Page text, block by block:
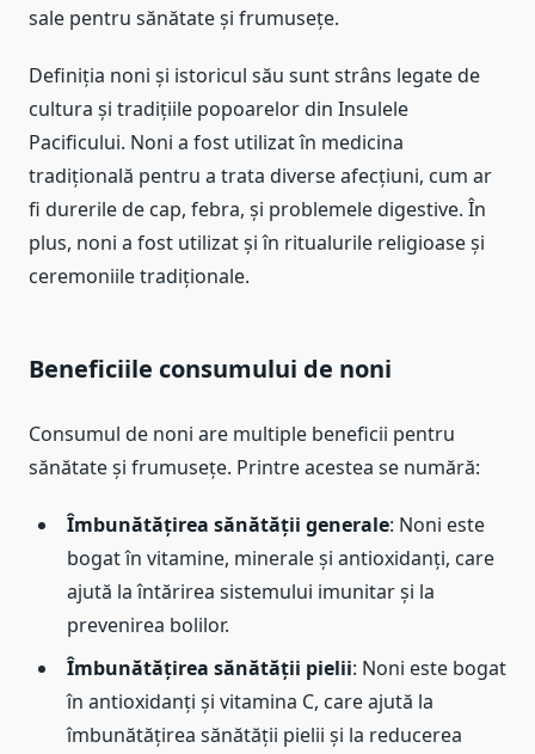
sale pentru sănătate și frumusețe.
Definiția noni și istoricul său sunt strâns legate de
cultura și tradițiile popoarelor din Insulele
Pacificului. Noni a fost utilizat în medicina
tradițională pentru a trata diverse afecțiuni, cum ar
fi durerile de cap, febra, și problemele digestive. În
plus, noni a fost utilizat și în ritualurile religioase și
ceremoniile tradiționale.
Beneficiile consumului de noni
Consumul de noni are multiple beneficii pentru
sănătate și frumusețe. Printre acestea se numără:
Îmbunătățirea sănătății generale: Noni este
bogat în vitamine, minerale și antioxidanți, care
ajută la întărirea sistemului imunitar și la
prevenirea bolilor.
Îmbunătățirea sănătății pielii: Noni este bogat
în antioxidanți și vitamina C, care ajută la
îmbunătățirea sănătății pielii și la reducerea